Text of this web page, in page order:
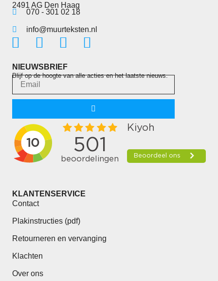
2491 AG Den Haag
070 - 301 02 18
info@muurteksten.nl
NIEUWSBRIEF
Blijf op de hoogte van alle acties en het laatste nieuws.
KLANTENSERVICE
Contact
Plakinstructies (pdf)
Retourneren en vervanging
Klachten
Over ons